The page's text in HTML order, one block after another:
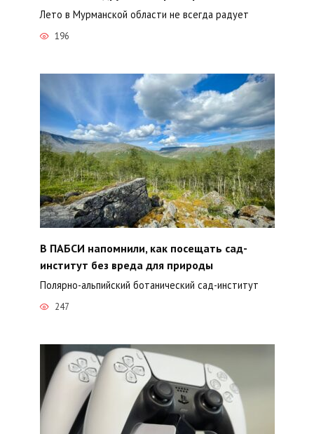
Лето в Мурманской области не всегда радует
196
В ПАБСИ напомнили, как посещать сад-
институт без вреда для природы
Полярно-альпийский ботанический сад-институт
247